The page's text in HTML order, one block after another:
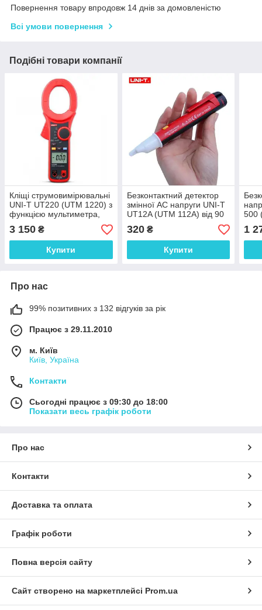
Повернення товару впродовж 14 днів за домовленістю
Всі умови повернення
Подібні товари компанії
Кліщі струмовимірювальні
UNI-T UT220 (UTM 1220) з
функцією мультиметра,
AC до 2000А
3 150 ₴
Купити
Безконтактний детектор
змінної AC напруги UNI-T
UT12A (UTM 112A) від 90
до 1000В
320₴
Купити
500
1
Про нас
99% позитивних з 132 відгуків за рік
Працює з 29.11.2010
м. Київ
Київ, Україна
Контакти
Сьогодні працює з 09:30 до 18:00
Показати весь графік роботи
Про нас
Контакти
Доставка та оплата
Графік роботи
Повна версія сайту
Сайт створено на маркетплейсі Prom.ua